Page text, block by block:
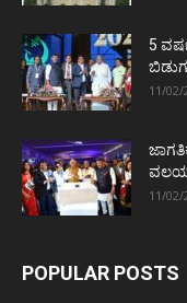
5
11/02/
ವಲಯ
11/02/
POPULAR POSTS